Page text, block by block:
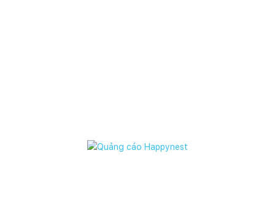
/appcủa Happynest, hoặc liên hệ fanpage